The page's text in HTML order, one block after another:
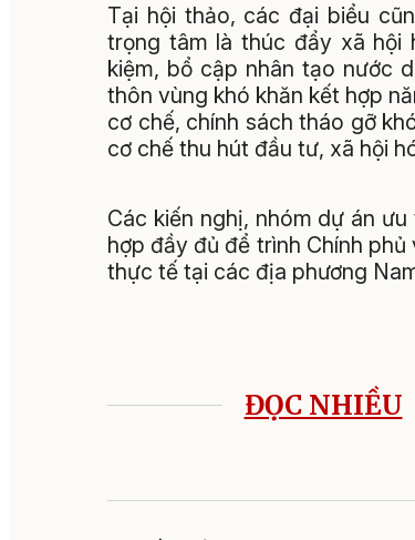
Tại hội thảo, các đại biểu
trọng tâm là thúc đẩy xã hội
kiệm, bổ cập nhân tạo nước
thôn vùng khó khăn kết hợp
cơ chế, chính sách tháo gỡ
cơ chế thu hút đầu tư, xã hội
Các kiến nghị, nhóm dự án
hợp đầy đủ để trình Chính
thực tế tại các địa phương
ĐỌC NHIỀU